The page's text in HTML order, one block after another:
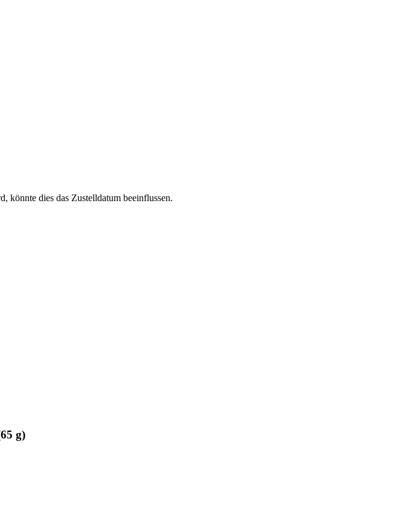
könnte dies das Zustelldatum beeinflussen.
g)